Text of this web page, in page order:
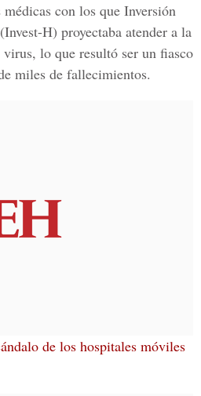
con los que Inversión
(Invest-H) proyectaba atender a la
lo que resultó ser un fiasco
miles de fallecimientos.
de los hospitales móviles